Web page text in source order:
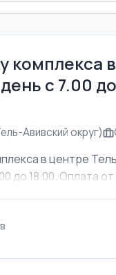
комплекса
с 7.00
Авивский округ)
в центре
до 18.00. Оплата